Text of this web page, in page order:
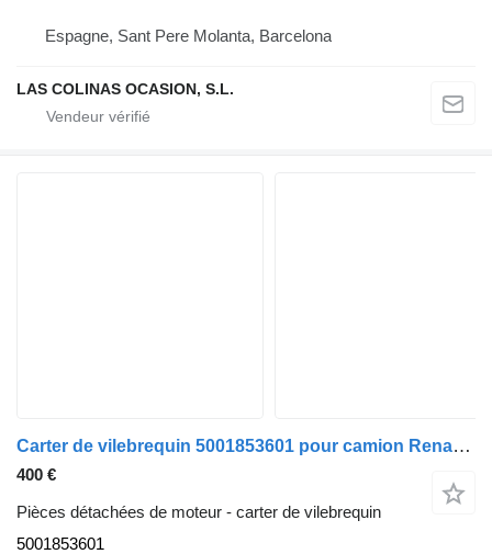
Espagne, Sant Pere Molanta, Barcelona
LAS COLINAS OCASION, S.L.
Carter de vilebrequin 5001853601 pour camion Renault PREMIUM 420
400 €
Pièces détachées de moteur - carter de vilebrequin
5001853601